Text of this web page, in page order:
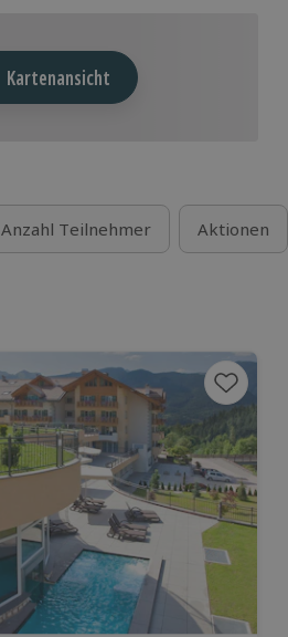
Kartenansicht
Anzahl Teilnehmer Aktionen